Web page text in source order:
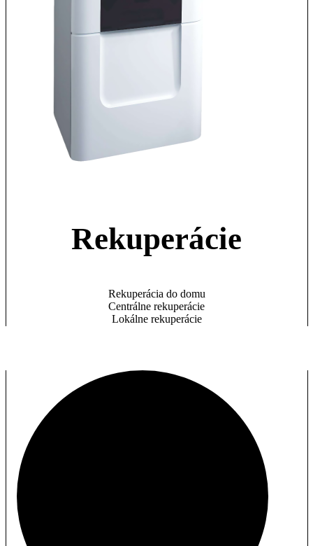
Rekuperácie
Rekuperácia do domu
Centrálne rekuperácie
Lokálne rekuperácie